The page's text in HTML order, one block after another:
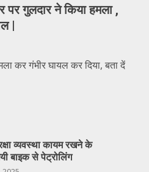
पर गुलदार ने किया हमला ,
|
कर गंभीर घायल कर दिया, बता दें
व्यवस्था कायम रखने के
बाइक से पेट्रोलिंग